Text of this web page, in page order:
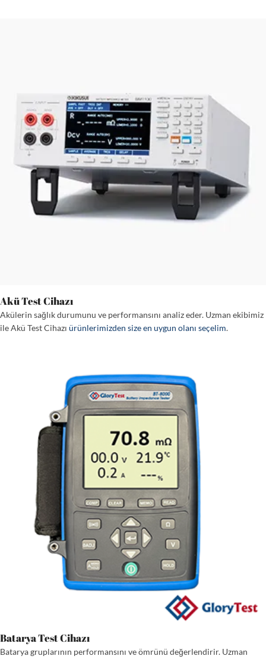
Akü Test Cihazı
Akülerin sağlık durumunu ve performansını analiz eder. Uzman ekibimiz
ile Akü Test Cihazı ürünlerimizden size en uygun olanı seçelim.
Batarya Test Cihazı
Batarya gruplarının performansını ve ömrünü değerlendirir. Uzman